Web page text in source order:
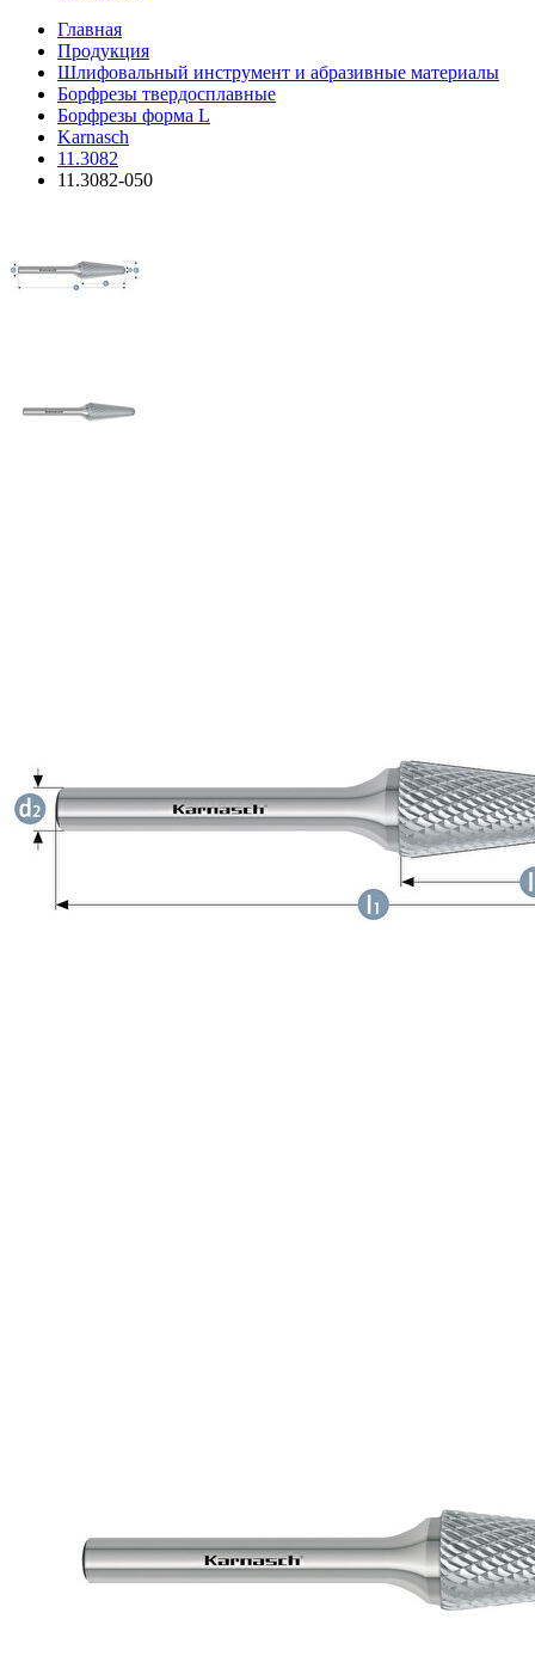
Главная
Продукция
Шлифовальный инструмент и абразивные материалы
Борфрезы твердосплавные
Борфрезы форма L
Karnasch
11.3082
11.3082-050